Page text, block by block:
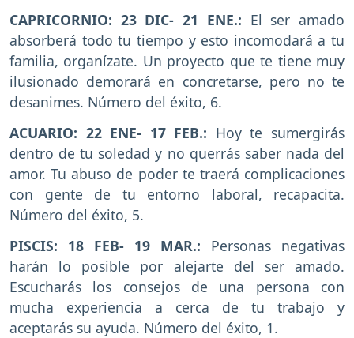
CAPRICORNIO: 23 DIC- 21 ENE.: El ser amado
absorberá todo tu tiempo y esto incomodará a tu
familia, organízate. Un proyecto que te tiene muy
ilusionado demorará en concretarse, pero no te
desanimes. Número del éxito, 6.
ACUARIO: 22 ENE- 17 FEB.: Hoy te sumergirás
dentro de tu soledad y no querrás saber nada del
amor. Tu abuso de poder te traerá complicaciones
con gente de tu entorno laboral, recapacita.
Número del éxito, 5.
PISCIS: 18 FEB- 19 MAR.: Personas negativas
harán lo posible por alejarte del ser amado.
Escucharás los consejos de una persona con
mucha experiencia a cerca de tu trabajo y
aceptarás su ayuda. Número del éxito, 1.